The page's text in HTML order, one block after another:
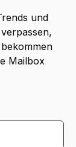
und
Mailbox